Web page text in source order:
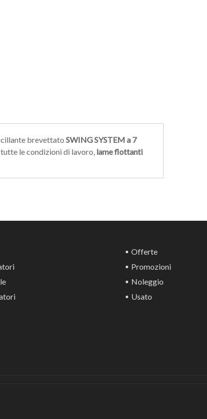
brevettato SWING SYSTEM a 7
tutte le condizioni di lavoro, lame flottanti
Offerte
Promozioni
Noleggio
Usato